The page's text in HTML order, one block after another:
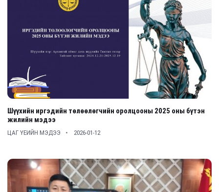
Шүүхийн иргэдийн төлөөлөгчийн оролцооны 2025 оны бүтэн
жилийн мэдээ
ЦАГ ҮЕИЙН МЭДЭЭ 2026-01-12